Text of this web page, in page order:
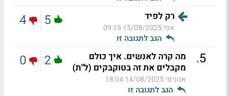
רק לפיד
אפי15/08/2025 09:15
הגב לתגובה זו
5
4
5
.
מה קרה לאנשים. איך כולם
מקבלים את זה בטוקבקים (ל"ת)
אנונימי14/08/2025 18:04
הגב לתגובה זו
2
0